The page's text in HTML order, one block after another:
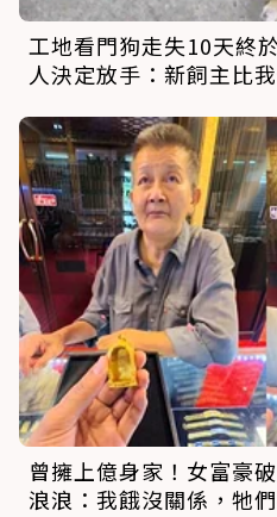
工地看門狗走失10天終
人決定放手：新飼主比
曾擁上億身家！女富豪
浪浪：我餓沒關係，牠